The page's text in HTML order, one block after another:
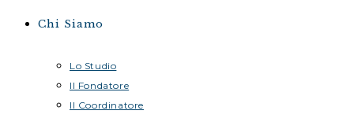
Chi Siamo
Lo Studio
Il Fondatore
Il Coordinatore